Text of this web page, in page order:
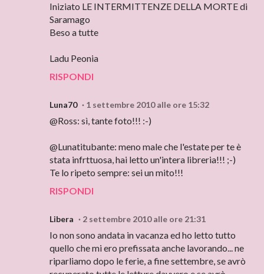
Iniziato LE INTERMITTENZE DELLA MORTE di
Saramago
Beso a tutte
Ladu Peonia
RISPONDI
Luna70 1 settembre 2010 alle ore 15:32
@Ross: sì, tante foto!!! :-)
@Lunatitubante: meno male che l'estate per te è
stata infrttuosa, hai letto un'intera libreria!!! ;-)
Te lo ripeto sempre: sei un mito!!!
RISPONDI
Libera 2 settembre 2010 alle ore 21:31
Io non sono andata in vacanza ed ho letto tutto
quello che mi ero prefissata anche lavorando... ne
riparliamo dopo le ferie, a fine settembre, se avrò